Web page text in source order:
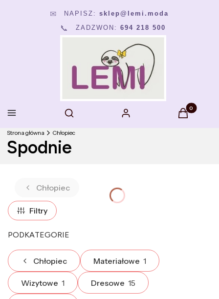
✉ NAPISZ: sklep@lemi.moda
📞 ZADZWON: 694 218 500
Menu Otwórz wyszukiwarkę
Szukaj Zaloguj się Produkty w
Koszyk
Strona główna Chłopiec
Spodnie
Chłopiec
Filtry
PODKATEGORIE
Chłopiec Materiałowe 1
Wizytowe 1 Dresowe 15